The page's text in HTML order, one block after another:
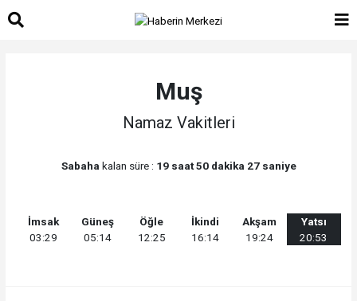
Muş
Namaz Vakitleri
Sabaha kalan süre : 19 saat 50 dakika 27 saniye
İmsak
03:29
Güneş
05:14
Öğle
12:25
İkindi
16:14
Akşam
19:24
Yatsı
20:53